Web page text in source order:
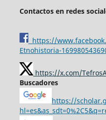
Contactos en redes
https://
Etnohistoria-
https://x.com/
Buscadores
https://